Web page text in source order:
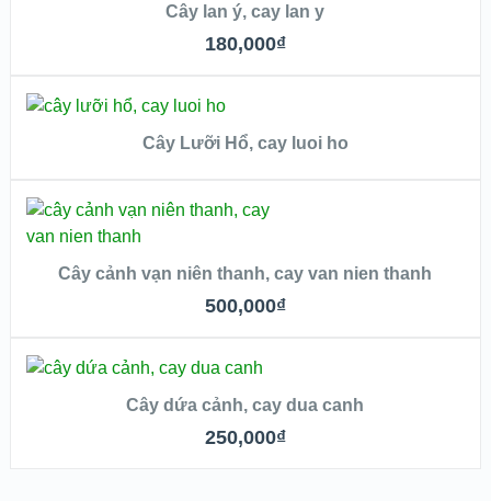
QUICK LOOK
Cây lan ý, cay lan y
180,000₫
VIEW DETAILS
ĐỌC TIẾP
Cây Lưỡi Hổ, cay luoi ho
QUICK LOOK
THÊM VÀO GIỎ
Cây cảnh vạn niên thanh, cay van nien thanh
500,000₫
QUICK LOOK
THÊM VÀO GIỎ
Cây dứa cảnh, cay dua canh
250,000₫